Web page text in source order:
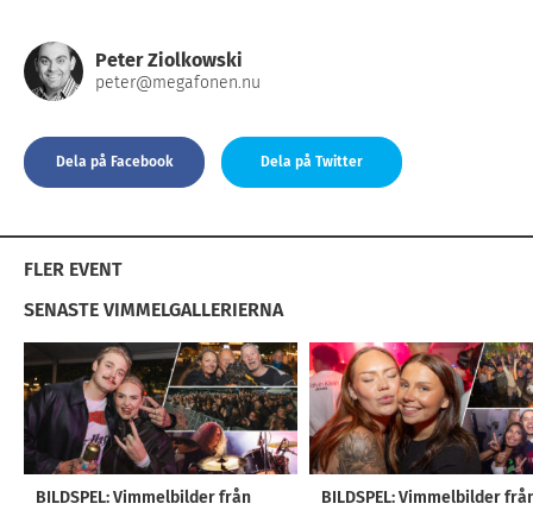
Peter Ziolkowski
peter@megafonen.nu
Dela på Facebook Dela på Twitter
FLER EVENT
SENASTE VIMMELGALLERIERNA
BILDSPEL: Vimmelbilder från
BILDSPEL: Vimmelbilder